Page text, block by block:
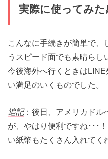
実際に使ってみた
こんなに手続きが簡単で、
うスピード面でも素晴らし
今後海外へ行くときは
い満足のいくものでした。
追記：後日、アメリカドル
が、やはり便利ですね･･･
い紙幣もたくさん入れてく